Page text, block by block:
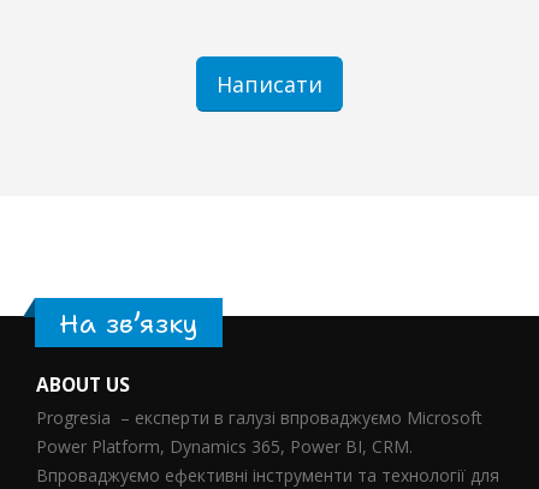
Написати
На зв’язку
ABOUT US
Progresia – експерти в галузі впроваджуємо Microsoft
Power Platform, Dynamics 365, Power BI, CRM.
Впроваджуємо ефективні інструменти та технології для